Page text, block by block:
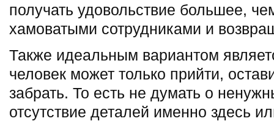
получать удовольствие большее,
хамоватыми сотрудниками и
Также идеальным вариантом
человек может только прийти,
забрать. То есть не думать о
отсутствие деталей именно здесь